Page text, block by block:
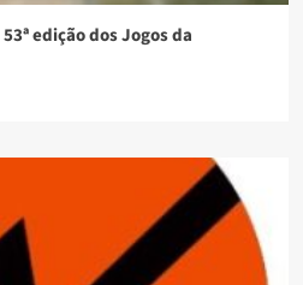
edição dos Jogos da